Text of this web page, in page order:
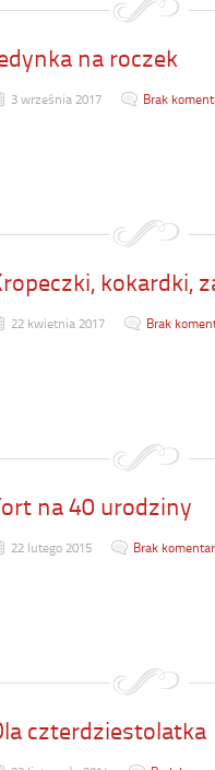
na roczek
3 września 2017 Brak
kokardki,
22 kwietnia 2017 Brak
na 40 urodziny
22 lutego 2015 Brak
czterdziestolatka